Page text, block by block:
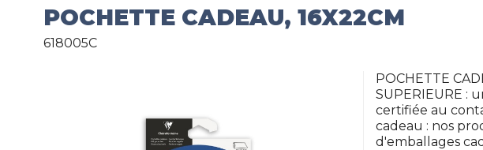
POCHETTE CADEAU, 16X22CM
618005C
POCHETTE
SUPERIEURE :
certifiée au
cadeau : nos
d'emballages